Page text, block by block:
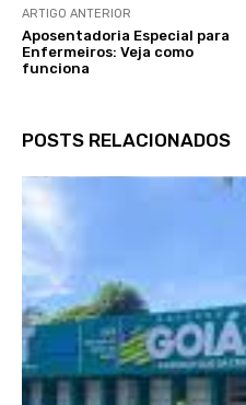
ARTIGO ANTERIOR
Aposentadoria Especial para
Enfermeiros: Veja como
funciona
POSTS RELACIONADOS